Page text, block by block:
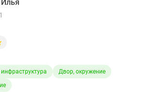
Двор, окружение